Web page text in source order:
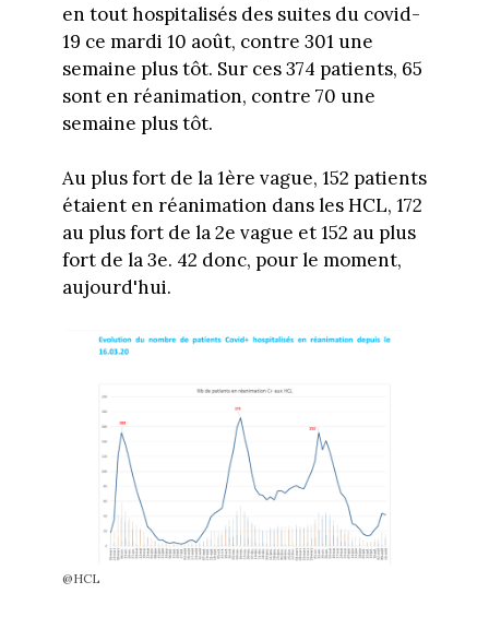
en tout hospitalisés des suites du covid-
19 ce mardi 10 août, contre 301 une
semaine plus tôt. Sur ces 374 patients, 65
sont en réanimation, contre 70 une
semaine plus tôt.
Au plus fort de la 1ère vague, 152 patients
étaient en réanimation dans les HCL, 172
au plus fort de la 2e vague et 152 au plus
fort de la 3e. 42 donc, pour le moment,
aujourd'hui.
@HCL